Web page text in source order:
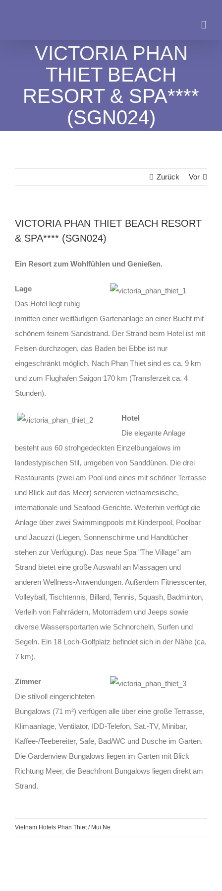
VICTORIA PHAN
THIET BEACH
RESORT & SPA****
(SGN024)
Zurück Vor
VICTORIA PHAN THIET BEACH RESORT
& SPA**** (SGN024)
Ein Resort zum Wohlfühlen und Genießen.
Lage
Das Hotel liegt ruhig
inmitten einer weitläufigen Gartenanlage an einer Bucht mit
schönem feinem Sandstrand. Der Strand beim Hotel ist mit
Felsen durchzogen, das Baden bei Ebbe ist nur
eingeschränkt möglich. Nach Phan Thiet sind es ca. 9 km
und zum Flughafen Saigon 170 km (Transferzeit ca. 4
Stunden).
Hotel
Die elegante Anlage
besteht aus 60 strohgedeckten Einzelbungalows im
landestypischen Stil, umgeben von Sanddünen. Die drei
Restaurants (zwei am Pool und eines mit schöner Terrasse
und Blick auf das Meer) servieren vietnamesische,
internationale und Seafood-Gerichte. Weiterhin verfügt die
Anlage über zwei Swimmingpools mit Kinderpool, Poolbar
und Jacuzzi (Liegen, Sonnenschirme und Handtücher
stehen zur Verfügung). Das neue Spa "The Village" am
Strand bietet eine große Auswahl an Massagen und
anderen Wellness-Anwendungen. Außerdem Fitnesscenter,
Volleyball, Tischtennis, Billard, Tennis, Squash, Badminton,
Verleih von Fahrrädern, Motorrädern und Jeeps sowie
diverse Wassersportarten wie Schnorcheln, Surfen und
Segeln. Ein 18 Loch-Golfplatz befindet sich in der Nähe (ca.
7 km).
Zimmer
Die stilvoll eingerichteten
Bungalows (71 m²) verfügen alle über eine große Terrasse,
Klimaanlage, Ventilator, IDD-Telefon, Sat.-TV, Minibar,
Kaffee-/Teebereiter, Safe, Bad/WC und Dusche im Garten.
Die Gardenview Bungalows liegen im Garten mit Blick
Richtung Meer, die Beachfront Bungalows liegen direkt am
Strand.
Vietnam Hotels Phan Thiet / Mui Ne